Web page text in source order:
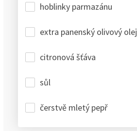
hoblinky parmazánu
extra panenský olivový olej
citronová šťáva
sůl
čerstvě mletý pepř